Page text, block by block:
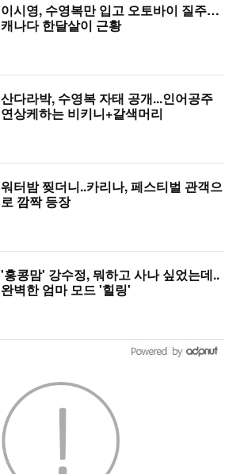
이시영, 수영복만 입고 오토바이 질주…
캐나다 한달살이 근황
산다라박, 수영복 자태 공개...인어공주
연상케하는 비키니+갈색머리
워터밤 찢더니..카리나, 페스티벌 관객으
로 깜짝 등장
'홍콩맘' 강수정, 뭐하고 사나 싶었는데..
완벽한 엄마 모드 '힐링'